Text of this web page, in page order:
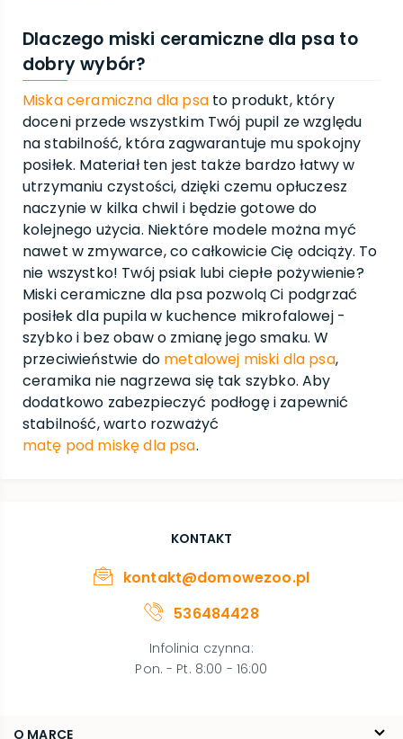
Dlaczego miski ceramiczne dla psa to
dobry wybór?
Miska ceramiczna dla psato produkt, który
doceni przede wszystkim Twój pupil ze względu
na stabilność, która zagwarantuje mu spokojny
posiłek. Materiał ten jest także bardzo łatwy w
utrzymaniu czystości, dzięki czemu opłuczesz
naczynie w kilka chwil i będzie gotowe do
kolejnego użycia. Niektóre modele można myć
nawet w zmywarce, co całkowicie Cię odciąży. To
nie wszystko! Twój psiak lubi ciepłe pożywienie?
Miski ceramiczne dla psa pozwolą Ci podgrzać
posiłek dla pupila w kuchence mikrofalowej -
szybko i bez obaw o zmianę jego smaku. W
przeciwieństwie do metalowej miski dla psa,
ceramika nie nagrzewa się tak szybko. Aby
dodatkowo zabezpieczyć podłogę i zapewnić
stabilność, warto rozważyć
matę pod miskę dla psa.
O MARCE
KONTAKT
kontakt@domowezoo.pl
536484428
Infolinia czynna:
Pon. - Pt. 8:00 - 16:00